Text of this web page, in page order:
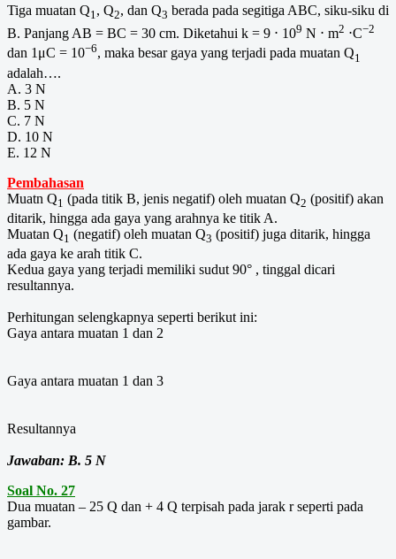
Tiga muatan Q1, Q2, dan Q3 berada pada segitiga ABC, siku-siku di
B. Panjang AB = BC = 30 cm. Diketahui k = 9 ⋅ 109 N ⋅ m2 ⋅C−2
dan 1μC = 10−6, maka besar gaya yang terjadi pada muatan Q1
adalah….
A. 3 N
B. 5 N
C. 7 N
D. 10 N
E. 12 N
Pembahasan
Muatn Q1 (pada titik B, jenis negatif) oleh muatan Q2 (positif) akan
ditarik, hingga ada gaya yang arahnya ke titik A.
Muatan Q1 (negatif) oleh muatan Q3 (positif) juga ditarik, hingga
ada gaya ke arah titik C.
Kedua gaya yang terjadi memiliki sudut 90° , tinggal dicari
resultannya.
Perhitungan selengkapnya seperti berikut ini:
Gaya antara muatan 1 dan 2
Gaya antara muatan 1 dan 3
Resultannya
Jawaban: B. 5 N
Soal No. 27
Dua muatan – 25 Q dan + 4 Q terpisah pada jarak r seperti pada
gambar.